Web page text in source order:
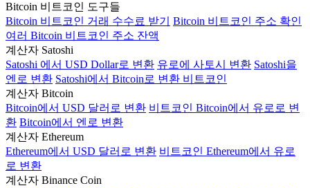
Bitcoin 비트코인 도구들
Bitcoin 비트코인 거래 수수료 받기
Bitcoin 비트코인 주소 확인
여러 Bitcoin 비트코인 주소 잔액
계산자 Satoshi
Satoshi 에서 USD Dollar로 변환 유로에 사토시 변환 Satoshi을
엔로 변환 Satoshi에서 Bitcoin로 변환 비트코인
계산자 Bitcoin
Bitcoin에서 USD 달러로 변환 비트코인 Bitcoin에서 유로로 변
환 Bitcoin에서 엔로 변환
계산자 Ethereum
Ethereum에서 USD 달러로 변환 비트코인 Ethereum에서 유로
로 변환
계산자 Binance Coin